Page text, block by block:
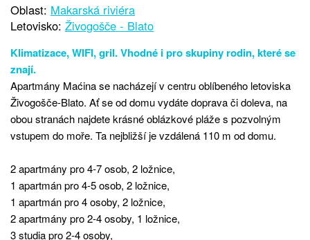
Oblast: Makarská riviéra
Letovisko: Živogošče - Blato
Klimatizace, WIFI, gril. Vhodné i pro skupiny rodin, které se
znají.
Apartmány Maćina se nacházejí v centru oblíbeného letoviska
Živogošče-Blato. Ať se od domu vydáte doprava či doleva, na
obou stranách najdete krásné oblázkové pláže s pozvolným
vstupem do moře. Ta nejbližší je vzdálená 110 m od domu.
2 apartmány pro 4-7 osob, 2 ložnice,
1 apartmán pro 4-5 osob, 2 ložnice,
1 apartmán pro 4 osoby, 2 ložnice,
2 apartmány pro 2-4 osoby, 1 ložnice,
3 studia pro 2-4 osoby,